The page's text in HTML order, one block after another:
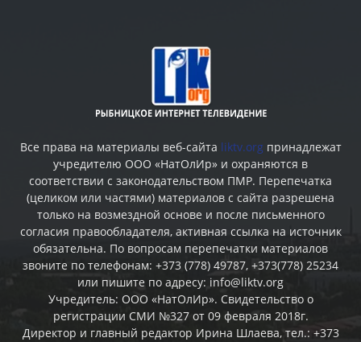
Все права на материалы веб-сайта liktv.org принадлежат
учредителю ООО «НатОлИр» и охраняются в
соответствии с законодательством ПМР. Перепечатка
(целиком или частями) материалов c сайта разрешена
только на возмездной основе и после письменного
согласия правообладателя, активная ссылка на источник
обязательна. По вопросам перепечатки материалов
звоните по телефонам: +373 (778) 49787, +373(778) 25234
или пишите по адресу: info@liktv.org
Учредитель: ООО «НатОлИр». Свидетельство о
регистрации СМИ №327 от 09 февраля 2018г.
Директор и главный редактор Ирина Шлаева, тел.: +373